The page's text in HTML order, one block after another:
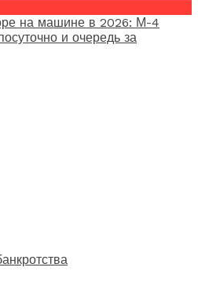
на машине в 2026: М-4
и очередь за